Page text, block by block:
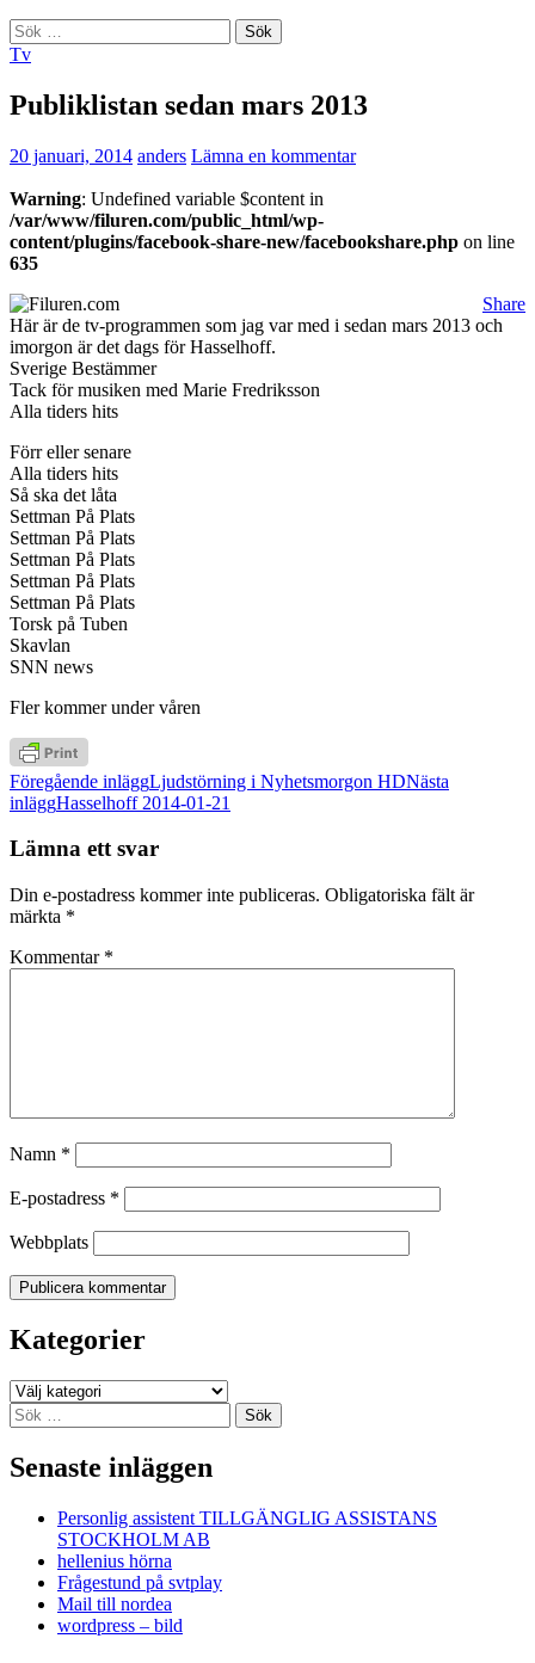
Sök
efter:
Tv
Publiklistan sedan mars 2013
20 januari, 2014 anders Lämna en kommentar
Warning: Undefined variable $content in
/var/www/filuren.com/public_html/wp-
content/plugins/facebook-share-new/facebookshare.php on line
635
Share
Här är de tv-programmen som jag var med i sedan mars 2013 och
imorgon är det dags för Hasselhoff.
Sverige Bestämmer
Tack för musiken med Marie Fredriksson
Alla tiders hits
Förr eller senare
Alla tiders hits
Så ska det låta
Settman På Plats
Settman På Plats
Settman På Plats
Settman På Plats
Settman På Plats
Torsk på Tuben
Skavlan
SNN news
Fler kommer under våren
Inläggsnavigering
Föregående inläggLjudstörning i Nyhetsmorgon HDNästa
inläggHasselhoff 2014-01-21
Lämna ett svar
Din e-postadress kommer inte publiceras. Obligatoriska fält är
märkta *
Kommentar *
Namn *
E-postadress *
Webbplats
Kategorier
Kategorier
Sök
efter:
Senaste inläggen
Personlig assistent TILLGÄNGLIG ASSISTANS
STOCKHOLM AB
hellenius hörna
Frågestund på svtplay
Mail till nordea
wordpress – bild